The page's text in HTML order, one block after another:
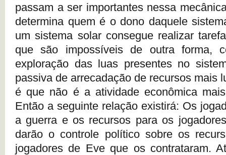
passam a ser importantes nessa
determina quem é o dono daquele
um sistema solar consegue realizar
que são impossíveis de outra forma,
exploração das luas presentes no
passiva de arrecadação de recursos mais
é que não é a atividade econômica
Então a seguinte relação existirá: Os
a guerra e os recursos para os
darão o controle político sobre os
jogadores de Eve que os contrataram.